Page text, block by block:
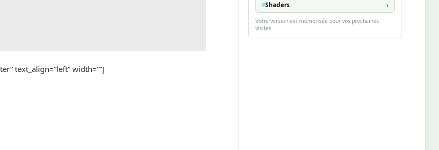
text_align=”left” width=””]
Shaders
Votre version est mémorisée pour vos prochaines
visites.